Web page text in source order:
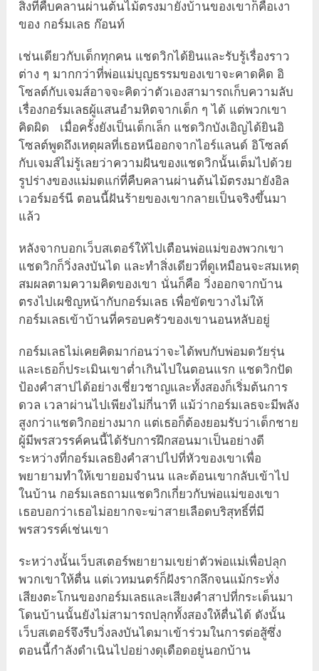
สิ่งที่คืบคลานผ่านต้นไม้ตรงมายังบ้านของเขาก็คือเงา
ของ กอร์มเลธ ก๊อนท์
เช่นเดียวกับเด็กทุกคน แชดวิกได้ยินและรับรู้เรื่องราว
ต่าง ๆ มากกว่าที่พ่อแม่บุญธรรมของเขาจะคาดคิด อิ
โซลต์กับเจมส์อาจจะคิดว่าตัวเองสามารถเก็บความลับ
เรื่องกอร์มเลธผู้แสนอำมหิตจากเด็ก ๆ ได้ แต่พวกเขา
คิดผิด เมื่อครั้งยังเป็นเด็กเล็ก แชดวิกบังเอิญได้ยินอิ
โซลต์พูดถึงเหตุผลที่เธอหนีออกจากไอร์แลนด์ อิโซลต์
กับเจมส์ไม่รู้เลยว่าความฝันของแชดวิกนั้นเต็มไปด้วย
รูปร่างของแม่มดแก่ที่คืบคลานผ่านต้นไม้ตรงมายังอิล
เวอร์มอร์นี ตอนนี้ฝันร้ายของเขากลายเป็นจริงขึ้นมา
แล้ว
หลังจากบอกเว็บสเตอร์ให้ไปเตือนพ่อแม่ของพวกเขา
แชดวิกก็วิ่งลงบันได และทำสิ่งเดียวที่ดูเหมือนจะสมเหตุ
สมผลตามความคิดของเขา นั่นก็คือ วิ่งออกจากบ้าน
ตรงไปเผชิญหน้ากับกอร์มเลธ เพื่อขัดขวางไม่ให้
กอร์มเลธเข้าบ้านที่ครอบครัวของเขานอนหลับอยู่
กอร์มเลธไม่เคยคิดมาก่อนว่าจะได้พบกับพ่อมดวัยรุ่น
และเธอก็ประเมินเขาต่ำเกินไปในตอนแรก แชดวิกปัด
ป้องคำสาปได้อย่างเชี่ยวชาญและทั้งสองก็เริ่มต้นการ
ดวล เวลาผ่านไปเพียงไม่กี่นาที แม้ว่ากอร์มเลธจะมีพลัง
สูงกว่าแชดวิกอย่างมาก แต่เธอก็ต้องยอมรับว่าเด็กชาย
ผู้มีพรสวรรค์คนนี้ได้รับการฝึกสอนมาเป็นอย่างดี
ระหว่างที่กอร์มเลธยิงคำสาปไปที่หัวของเขาเพื่อ
พยายามทำให้เขายอมจำนน และต้อนเขากลับเข้าไป
ในบ้าน กอร์มเลธถามแชดวิกเกี่ยวกับพ่อแม่ของเขา
เธอบอกว่าเธอไม่อยากจะฆ่าสายเลือดบริสุทธิ์ที่มี
พรสวรรค์เช่นเขา
ระหว่างนั้นเว็บสเตอร์พยายามเขย่าตัวพ่อแม่เพื่อปลุก
พวกเขาให้ตื่น แต่เวทมนตร์ก็ฝังรากลึกจนแม้กระทั่ง
เสียงตะโกนของกอร์มเลธและเสียงคำสาปที่กระเด็นมา
โดนบ้านนั้นยังไม่สามารถปลุกทั้งสองให้ตื่นได้ ดังนั้น
เว็บสเตอร์จึงรีบวิ่งลงบันไดมาเข้าร่วมในการต่อสู้ซึ่ง
ตอนนี้กำลังดำเนินไปอย่างดุเดือดอยู่นอกบ้าน